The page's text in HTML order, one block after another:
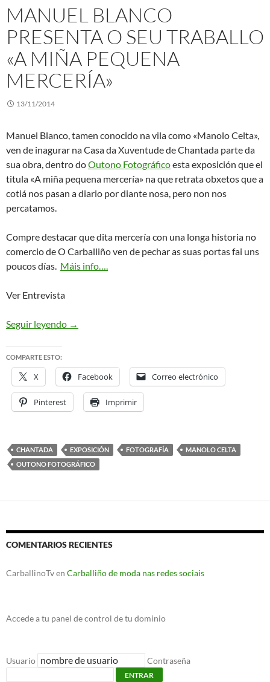
MANUEL BLANCO
PRESENTA O SEU TRABALLO
«A MIÑA PEQUENA
MERCERÍA»
13/11/2014
Manuel Blanco, tamen conocido na vila como «Manolo Celta»,
ven de inagurar na Casa da Xuventude de Chantada parte da
sua obra, dentro doOutono Fotográficoesta exposición que el
titula «A miña pequena mercería» na que retrata obxetos que a
cotiá nos pasan a diario por diante nosa, pero non nos
percatamos.
Compre destacar que dita mercería con una longa historia no
comercio de O Carballiño ven de pechar as suas portas fai uns
poucos días. Máis info….
Ver Entrevista
Seguir leyendo Manuel Blanco presenta o seu traballo «A miña
→
COMPARTE ESTO:
X Facebook Correo electrónico
Pinterest Imprimir
CHANTADA EXPOSICIÓN FOTOGRAFÍA
MANOLO CELTA
OUTONO FOTOGRÁFICO
COMENTARIOS RECIENTES
CarballinoTven Carballiño de moda nas redes sociais
Accede a tu panel de control de tu dominio
Usuario Contraseña
ENTRAR